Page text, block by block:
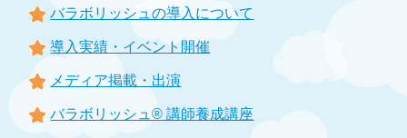
バラボリッシュの導入について
導入実績・イベント開催
メディア掲載・出演
バラボリッシュ® 講師養成講座